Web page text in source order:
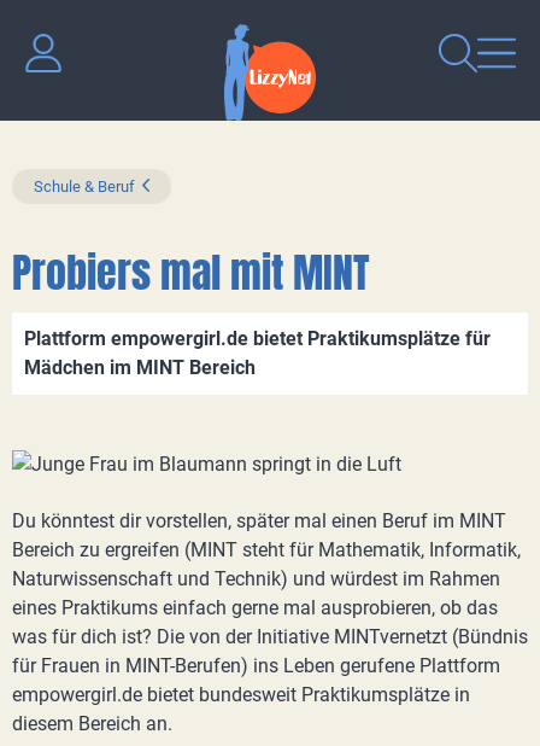
Schule & Beruf
Probiers mal mit MINT
Plattform empowergirl.de bietet Praktikumsplätze für
Mädchen im MINT Bereich
Du könntest dir vorstellen, später mal einen Beruf im MINT
Bereich zu ergreifen (MINT steht für Mathematik, Informatik,
Naturwissenschaft und Technik) und würdest im Rahmen
eines Praktikums einfach gerne mal ausprobieren, ob das
was für dich ist? Die von der Initiative MINTvernetzt (Bündnis
für Frauen in MINT-Berufen) ins Leben gerufene Plattform
empowergirl.de bietet bundesweit Praktikumsplätze in
diesem Bereich an.